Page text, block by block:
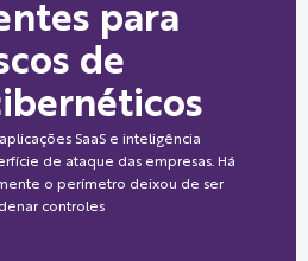
para
de
SaaS e inteligência
de ataque das empresas. Há
o perímetro deixou de ser
controles